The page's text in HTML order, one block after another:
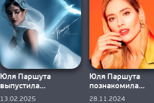
Юля Паршута
выпустила
долгожданную
13.02.2025
Юля Паршута
познакомила
публику со
28.11.2024